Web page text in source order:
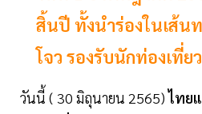
สิ้นปี ทั้งนำร่องในเส้น
โจว รองรับนักท่องเที่ย
วันนี้ ( 30 มิถุนายน 2565)ไทย